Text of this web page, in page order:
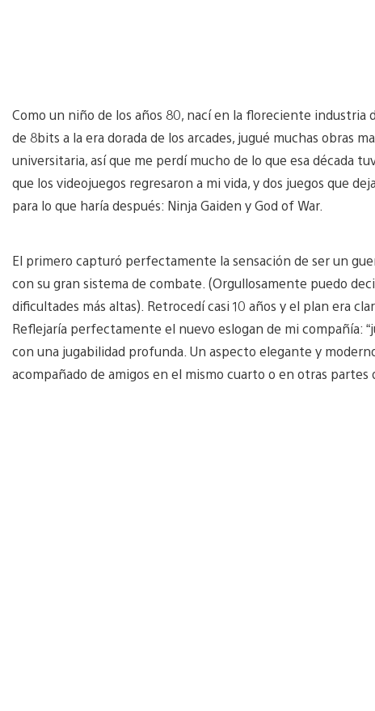
Como un niño de los años 80, nací en la floreciente industria
de 8bits a la era dorada de los arcades, jugué muchas obras
universitaria, así que me perdí mucho de lo que esa década
que los videojuegos regresaron a mi vida, y dos juegos que
para lo que haría después: Ninja Gaiden y God of War.
El primero capturó perfectamente la sensación de ser un
con su gran sistema de combate. (Orgullosamente puedo
dificultades más altas). Retrocedí casi 10 años y el plan era
Reflejaría perfectamente el nuevo eslogan de mi compañía:
con una jugabilidad profunda. Un aspecto elegante y
acompañado de amigos en el mismo cuarto o en otras partes